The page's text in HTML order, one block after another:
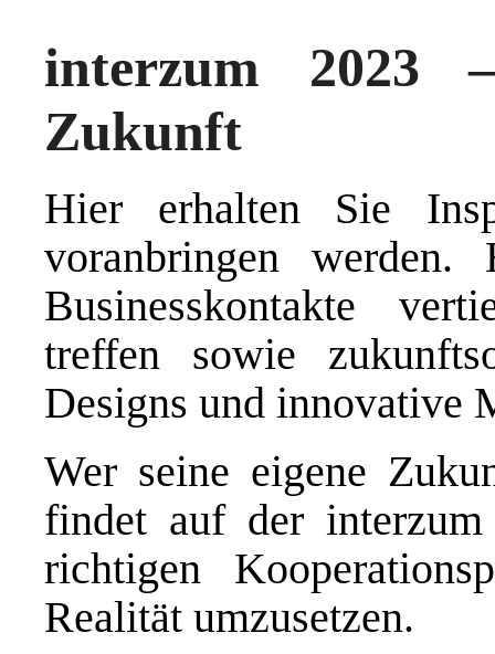
interzum 2023
Zukunft
Hier erhalten Sie
voranbringen werden.
Businesskontakte
treffen sowie
Designs und innovative
Wer seine eigene
findet auf der
richtigen
Realität umzusetzen.